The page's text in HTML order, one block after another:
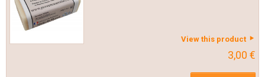
View this product
3,00 €